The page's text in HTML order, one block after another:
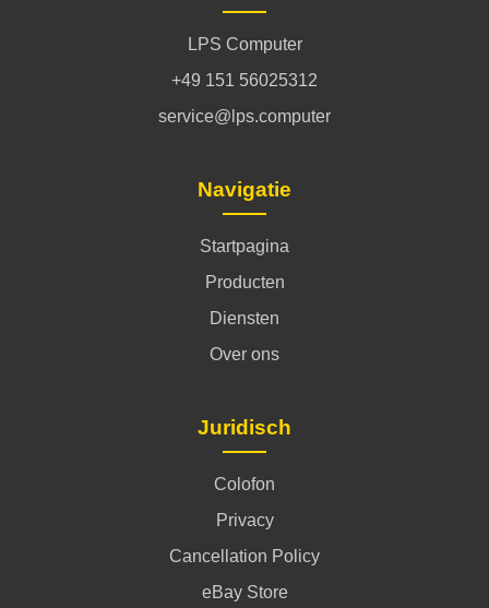
LPS Computer
+49 151 56025312
service@lps.computer
Navigatie
Startpagina
Producten
Diensten
Over ons
Juridisch
Colofon
Privacy
Cancellation Policy
eBay Store